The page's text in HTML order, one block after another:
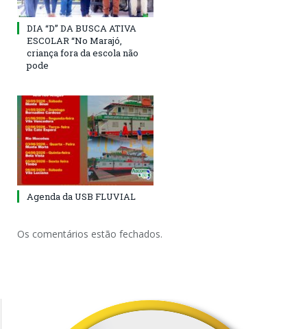
DIA “D” DA BUSCA ATIVA
ESCOLAR “No Marajó,
criança fora da escola não
pode
Agenda da USB FLUVIAL
Os comentários estão fechados.